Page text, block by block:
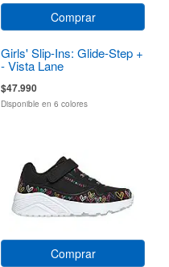
Comprar
Girls' Slip-Ins: Glide-Step +
- Vista Lane
$47.990
Disponible en 6 colores
Comprar